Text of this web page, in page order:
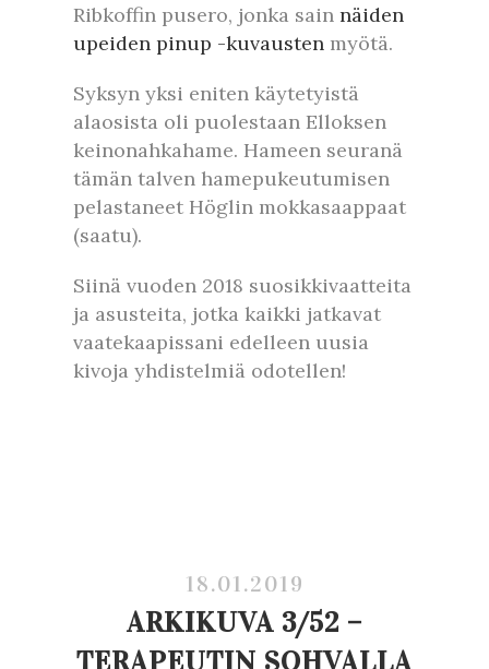
Ribkoffin pusero, jonka sain näiden
upeiden pinup -kuvausten myötä.
Syksyn yksi eniten käytetyistä
alaosista oli puolestaan Elloksen
keinonahkahame. Hameen seuranä
tämän talven hamepukeutumisen
pelastaneet Höglin mokkasaappaat
(saatu).
Siinä vuoden 2018 suosikkivaatteita
ja asusteita, jotka kaikki jatkavat
vaatekaapissani edelleen uusia
kivoja yhdistelmiä odotellen!
18.01.2019
ARKIKUVA 3/52 –
TERAPEUTIN SOHVALLA